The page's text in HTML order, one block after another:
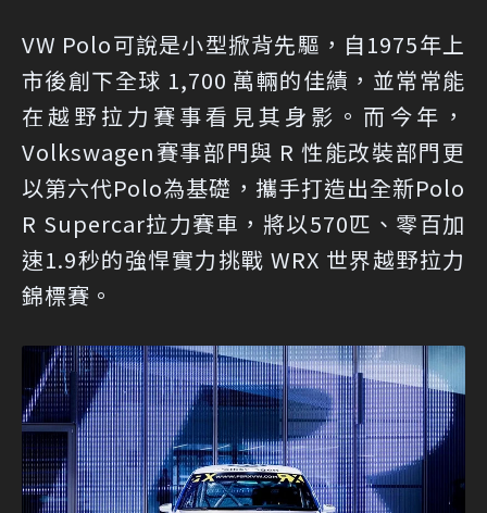
VW Polo可說是小型掀背先驅，自1975年上
市後創下全球 1,700 萬輛的佳績，並常常能
在越野拉力賽事看見其身影。而今年，
Volkswagen賽事部門與 R 性能改裝部門更
以第六代Polo為基礎，攜手打造出全新Polo
R Supercar拉力賽車，將以570匹、零百加
速1.9秒的強悍實力挑戰 WRX 世界越野拉力
錦標賽。